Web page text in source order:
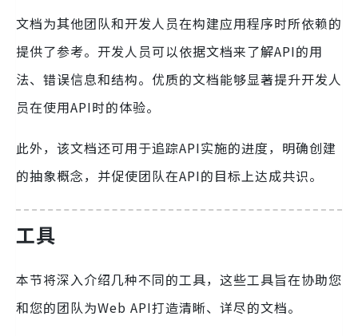
文档为其他团队和开发人员在构建应用程序时所依赖的
提供了参考。开发人员可以依据文档来了解API的用
法、错误信息和结构。优质的文档能够显著提升开发人
员在使用API时的体验。
此外，该文档还可用于追踪API实施的进度，明确创建
的抽象概念，并促使团队在API的目标上达成共识。
工具
本节将深入介绍几种不同的工具，这些工具旨在协助您
和您的团队为Web API打造清晰、详尽的文档。